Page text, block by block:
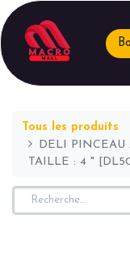
Tous les produits
DELI
TAILLE : 4 "